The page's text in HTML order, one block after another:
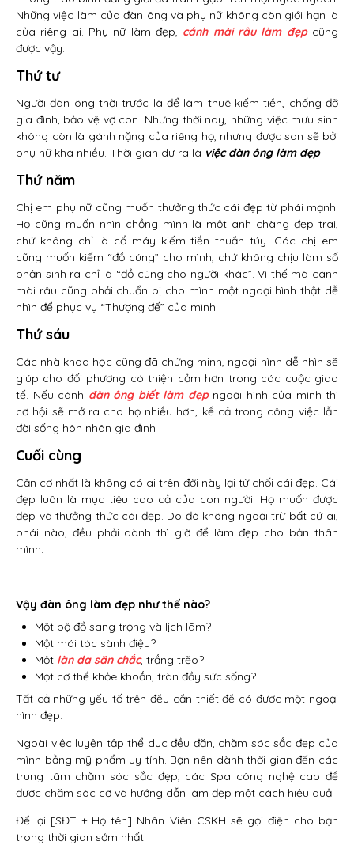
Những việc làm của đàn ông và phụ nữ không còn giới hạn là
của riêng ai. Phụ nữ làm đẹp, cánh mài râu làm đẹpcũng
được vậy.
Thứ tư
Người đàn ông thời trước là để làm thuê kiếm tiền, chống đỡ
gia đình, bảo vệ vợ con. Nhưng thời nay, những việc mưu sinh
không còn là gánh nặng của riêng họ, nhưng được san sẽ bởi
phụ nữ khá nhiều. Thời gian dư ra là việc đàn ông làm đẹp
Thứ năm
Chị em phụ nữ cũng muốn thưởng thức cái đẹp từ phái mạnh.
Họ cũng muốn nhìn chồng mình là một anh chàng đẹp trai,
chứ không chỉ là cổ máy kiếm tiền thuần túy. Các chị em
cũng muốn kiếm “đồ cúng” cho mình, chứ không chịu làm số
phận sinh ra chỉ là “đồ cúng cho người khác”. Vì thế mà cánh
mài râu cũng phải chuẩn bị cho mình một ngoại hình thật dễ
nhìn để phục vụ “Thượng đế” của mình.
Thứ sáu
Các nhà khoa học cũng đã chứng minh, ngoại hình dễ nhìn sẽ
giúp cho đối phương có thiện cảm hơn trong các cuộc giao
tế. Nếu cánh đàn ông biết làm đẹpngoại hình của mình thì
cơ hội sẽ mở ra cho họ nhiều hơn, kể cả trong công việc lẫn
đời sống hôn nhân gia đình
Cuối cùng
Căn cơ nhất là không có ai trên đời này lại từ chối cái đẹp. Cái
đẹp luôn là mục tiêu cao cả của con người. Họ muốn được
đẹp và thưởng thức cái đẹp. Do đó không ngoại trừ bất cứ ai,
phái nào, đều phải dành thì giờ để làm đẹp cho bản thân
mình.
Vậy đàn ông làm đẹp như thế nào?
Một bộ đồ sang trọng và lịch lãm?
Một mái tóc sành điệu?
Một làn da săn chắc, trắng trẽo?
Mọt cơ thể khỏe khoắn, tràn đầy sức sống?
Tất cả những yếu tố trên đều cần thiết đề có đươc một ngoại
hình đẹp.
Ngoài việc luyện tập thể dục đều đặn, chăm sóc sắc đẹp của
mình bằng mỹ phẩm uy tính. Bạn nên dành thời gian đến các
trung tâm chăm sóc sắc đẹp, các Spa công nghệ cao để
được chăm sóc cơ và hướng dẫn làm đẹp một cách hiệu quả.
Để lại [SĐT + Họ tên] Nhân Viên CSKH sẽ gọi điện cho bạn
trong thời gian sớm nhất!